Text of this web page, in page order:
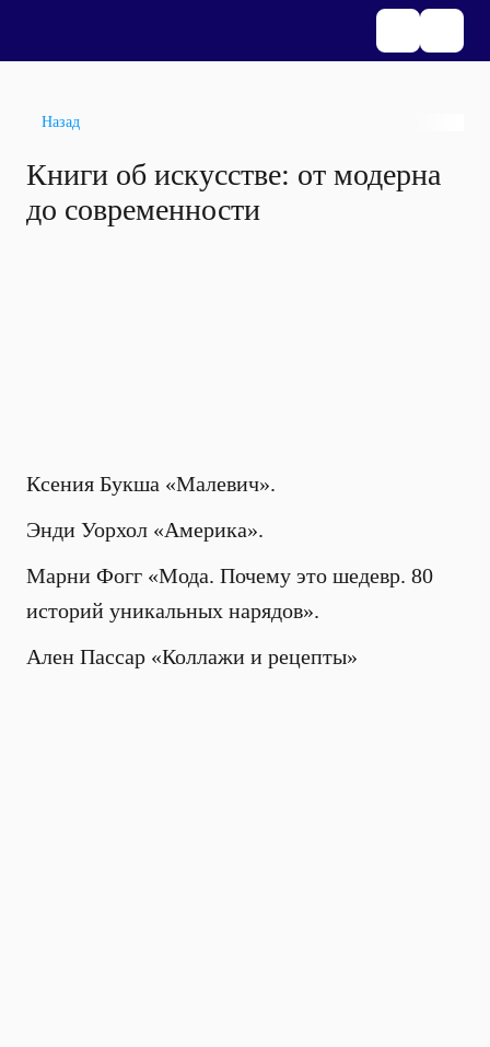
Назад
Книги об искусстве: от модерна
до современности
Ксения Букша «Малевич».
Энди Уорхол «Америка».
Марни Фогг «Мода. Почему это шедевр. 80
историй уникальных нарядов».
Ален Пассар «Коллажи и рецепты»